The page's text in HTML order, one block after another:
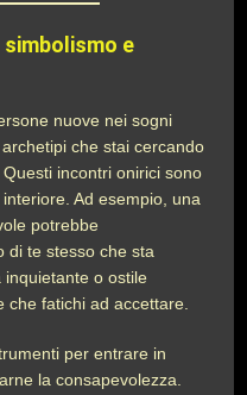
e
nuove nei sogni
che stai cercando
incontri onirici sono
Ad esempio, una
potrebbe
di te stesso che sta
o ostile
fatichi ad accettare.
per entrare in
la consapevolezza.